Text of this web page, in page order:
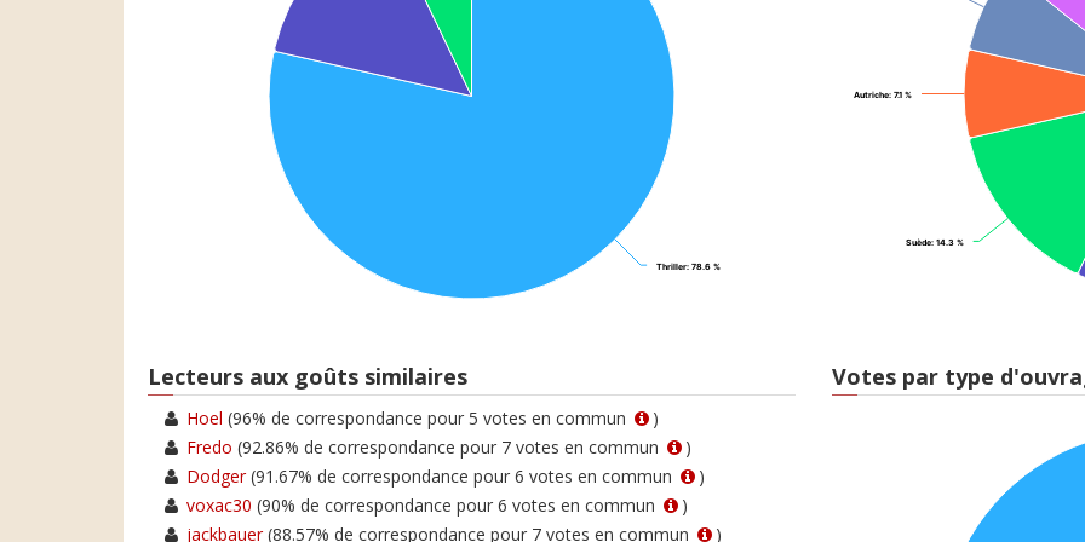
Thriller: 78.6 %
Thriller: 78.6 %
Suède: 14.3 %
Suède: 14.3 %
Autriche: 7.1 %
Autriche: 7.1 %
Lecteurs aux goûts similaires
Hoel (96% de correspondance pour 5 votes en commun
)
Fredo (92.86% de correspondance pour 7 votes en commun
)
Dodger(91.67% de correspondance pour 6 votes en commun
)
voxac30 (90% de correspondance pour 6 votes en commun
)
jackbauer(88.57% de correspondance pour 7 votes en commun
)
Votes par type